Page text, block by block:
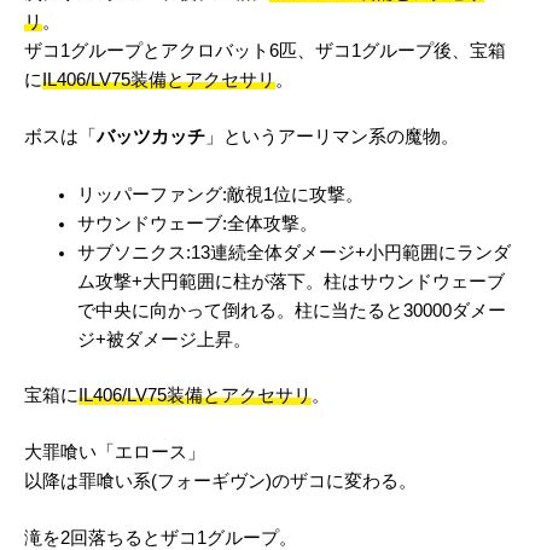
リ。
ザコ1グループとアクロバット6匹、ザコ1グループ後、宝箱
にIL406/LV75装備とアクセサリ。
ボスは「 バッツカッチ 」というアーリマン系の魔物。
リッパーファング:敵視1位に攻撃。
サウンドウェーブ:全体攻撃。
サブソニクス:13連続全体ダメージ+小円範囲にランダ
ム攻撃+大円範囲に柱が落下。柱はサウンドウェーブ
で中央に向かって倒れる。柱に当たると30000ダメー
ジ+被ダメージ上昇。
宝箱にIL406/LV75装備とアクセサリ。
大罪喰い「エロース」
以降は罪喰い系(フォーギヴン)のザコに変わる。
滝を2回落ちるとザコ1グループ。